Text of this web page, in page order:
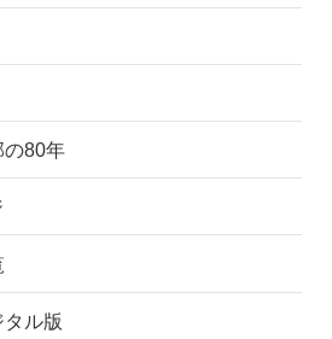
の80年
ル版